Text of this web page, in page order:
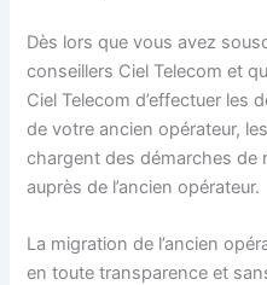
Dès lors que vous avez
conseillers Ciel Telecom et
Ciel Telecom d’effectuer les
de votre ancien opérateur,
chargent des démarches de
auprès de l’ancien opérateur.
La migration de l’ancien
en toute transparence et